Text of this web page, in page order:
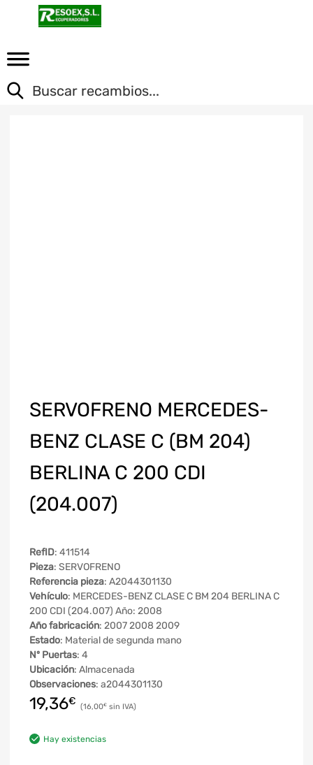
SERVOFRENO MERCEDES-
BENZ CLASE C (BM 204)
BERLINA C 200 CDI
(204.007)
RefID: 411514
Pieza: SERVOFRENO
Referencia pieza: A2044301130
Vehículo: MERCEDES-BENZ CLASE C BM 204 BERLINA C
200 CDI (204.007) Año: 2008
Año fabricación: 2007 2008 2009
Estado: Material de segunda mano
Nº Puertas: 4
Ubicación: Almacenada
Observaciones: a2044301130
19,36€ 16,00€
Hay existencias